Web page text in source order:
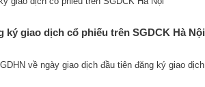
ký giao dịch cổ phiếu trên SGDCK Hà Nội